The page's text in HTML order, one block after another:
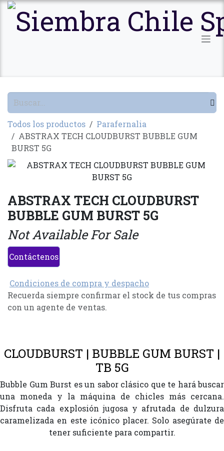
Ir al contenido
Todos los productos
Parafernalia
ABSTRAX TECH CLOUDBURST BUBBLE GUM
BURST 5G
ABSTRAX TECH CLOUDBURST
BUBBLE GUM BURST 5G
Not Available For Sale
Contáctenos
Condiciones de compra y despacho
Recuerda siempre confirmar el stock de tus compras
con un agente de ventas.
CLOUDBURST | BUBBLE GUM BURST |
TB 5G
Bubble Gum Burst es un sabor clásico que te hará buscar
una moneda y la máquina de chicles más cercana.
Disfruta cada explosión jugosa y afrutada de dulzura
caramelizada en este icónico placer. Solo asegúrate de
tener suficiente para compartir.